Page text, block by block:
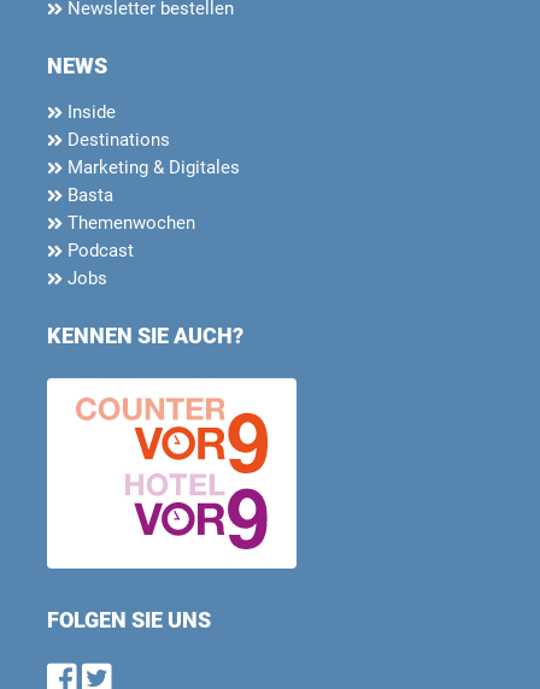
Newsletter bestellen
NEWS
Inside
Destinations
Marketing & Digitales
Basta
Themenwochen
Podcast
Jobs
KENNEN SIE AUCH?
FOLGEN SIE UNS
Find us on Facebook
Follow us on Twitter